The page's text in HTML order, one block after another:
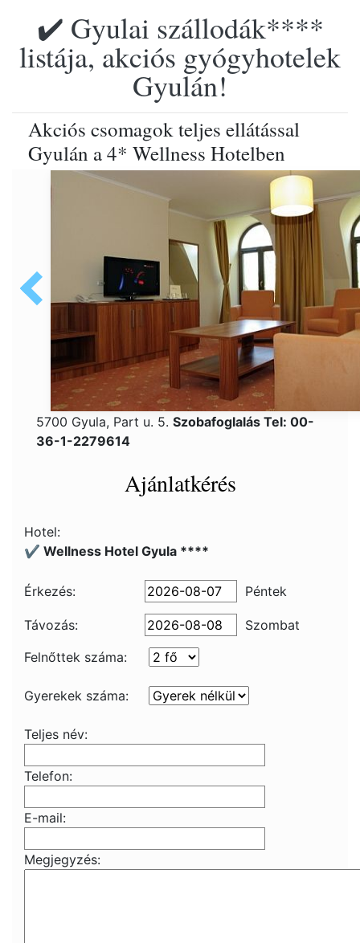
✔️ Gyulai szállodák****
listája, akciós gyógyhotelek
Gyulán!
Akciós csomagok teljes ellátással
Gyulán a 4* Wellness Hotelben
5700 Gyula, Part u. 5. Szobafoglalás Tel: 00-
36-1-2279614
Ajánlatkérés
Hotel:
✔️ Wellness Hotel Gyula ****
Érkezés: Péntek
Távozás:
Szombat
Felnőttek száma:
Gyerekek száma:
Teljes név:
Telefon:
E-mail:
Megjegyzés: